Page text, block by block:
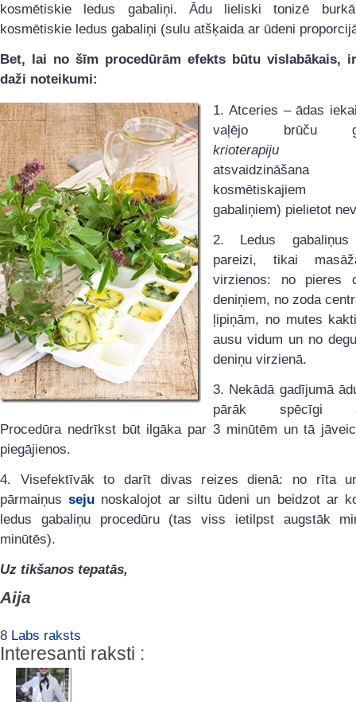
kosmētiskie ledus gabaliņi. Ādu lieliski tonizē
kosmētiskie ledus gabaliņi (sulu atšķaida ar ūdeni
Bet, lai no šīm procedūrām efekts būtu vislabākais,
daži noteikumi:
1. Atceries – ādas
vaļējo brūču
krioterapiju
gabaliņiem) pielietot
2. Ledus gabaliņus
pareizi, tikai
virzienos: no pieres
deniņiem, no zoda
ļipiņām, no mutes
ausu vidum un no
deniņu virzienā.
3. Nekādā gadījumā
pārāk spēcīgi
Procedūra nedrīkst būt ilgāka par 3 minūtēm un tā
piegājienos.
4. Visefektīvāk to darīt divas reizes dienā: no rīta
pārmaiņusseju noskalojot ar siltu ūdeni un beidzot ar
ledus gabaliņu procedūru (tas viss ietilpst augstāk
minūtēs).
Uz tikšanos tepatās,
Aija
8 Labs raksts
Interesanti raksti :